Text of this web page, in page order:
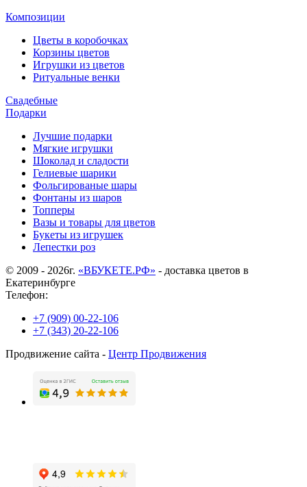
Композиции
Цветы в коробочках
Корзины цветов
Игрушки из цветов
Ритуальные венки
Свадебные
Подарки
Лучшие подарки
Мягкие игрушки
Шоколад и сладости
Гелиевые шарики
Фольгированые шары
Фонтаны из шаров
Топперы
Вазы и товары для цветов
Букеты из игрушек
Лепестки роз
© 2009 - 2026г. «ВБУКЕТЕ.РФ» - доставка цветов в
Екатеринбурге
Телефон:
+7 (909) 00-22-106
+7 (343) 20-22-106
Продвижение сайта - Центр Продвижения